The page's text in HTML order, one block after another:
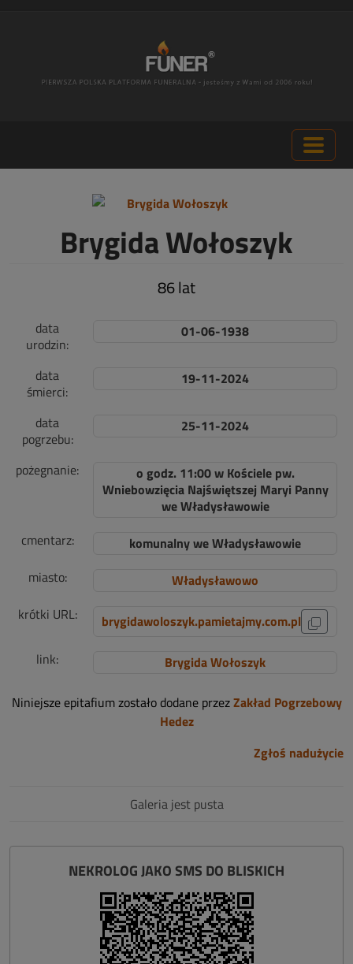
Brygida Wołoszyk
86 lat
data
urodzin:
01-06-1938
data
śmierci:
19-11-2024
data
pogrzebu:
25-11-2024
pożegnanie:
o godz. 11:00 w Kościele pw.
Wniebowzięcia Najświętszej Maryi Panny
we Władysławowie
cmentarz:
komunalny we Władysławowie
miasto:
Władysławowo
krótki URL:
brygidawoloszyk.pamietajmy.com.pl
link:
Brygida Wołoszyk
Niniejsze epitafium zostało dodane przezZakład Pogrzebowy
Hedez
Zgłoś nadużycie
Galeria jest pusta
NEKROLOG JAKO SMS DO BLISKICH